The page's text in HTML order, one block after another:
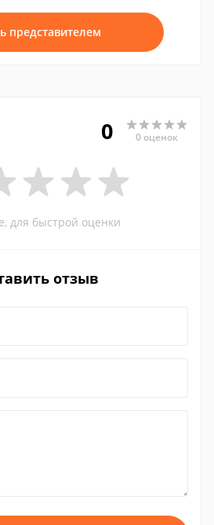
представителем
0 0 оценок
для быстрой оценки
отзыв